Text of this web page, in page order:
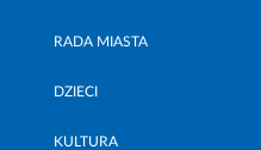
RADA MIASTA
DZIECI
KULTURA